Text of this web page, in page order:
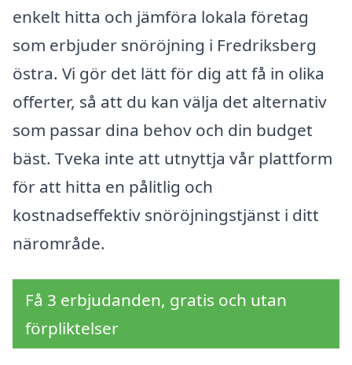
enkelt hitta och jämföra lokala företag
som erbjuder snöröjning i Fredriksberg
östra. Vi gör det lätt för dig att få in olika
offerter, så att du kan välja det alternativ
som passar dina behov och din budget
bäst. Tveka inte att utnyttja vår plattform
för att hitta en pålitlig och
kostnadseffektiv snöröjningstjänst i ditt
närområde.
Få 3 erbjudanden, gratis och utan
förpliktelser